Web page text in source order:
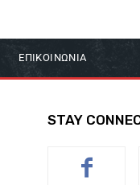
ΕΠΙΚΟΙΝΩΝΙΑ
STAY